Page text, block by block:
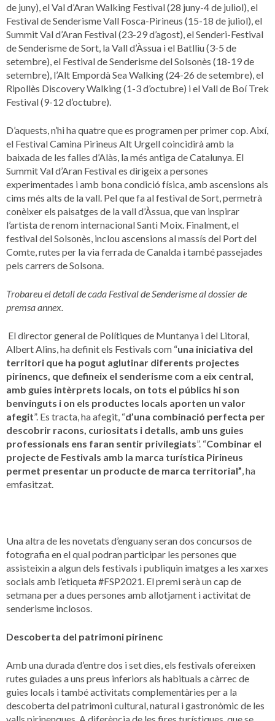
de juny), el Val d’Aran Walking Festival (28 juny-4 de juliol), el
Festival de Senderisme Vall Fosca-Pirineus (15-18 de juliol), el
Summit Val d’Aran Festival (23-29 d’agost), el Senderi-Festival
de Senderisme de Sort, la Vall d’Àssua i el Batlliu (3-5 de
setembre), el Festival de Senderisme del Solsonès (18-19 de
setembre), l’Alt Empordà Sea Walking (24-26 de setembre), el
Ripollès Discovery Walking (1-3 d’octubre) i el Vall de Boí Trek
Festival (9-12 d’octubre).
D’aquests, n’hi ha quatre que es programen per primer cop. Així,
el Festival Camina Pirineus Alt Urgell coincidirà amb la
baixada de les falles d’Alàs, la més antiga de Catalunya. El
Summit Val d’Aran Festival es dirigeix a persones
experimentades i amb bona condició física, amb ascensions als
cims més alts de la vall. Pel que fa al festival de Sort, permetrà
conèixer els paisatges de la vall d’Àssua, que van inspirar
l’artista de renom internacional Santi Moix. Finalment, el
festival del Solsonès, inclou ascensions al massís del Port del
Comte, rutes per la via ferrada de Canalda i també passejades
pels carrers de Solsona.
Trobareu el detall de cada Festival de Senderisme al dossier de
premsa annex.
El director general de Polítiques de Muntanya i del Litoral,
Albert Alins, ha definit els Festivals com “una iniciativa del
territori que ha pogut aglutinar diferents projectes
pirinencs, que defineix el senderisme com a eix central,
amb guies intèrprets locals, on tots el públics hi son
benvinguts i on els productes locals aporten un valor
afegit”. Es tracta, ha afegit, “d’una combinació perfecta per
descobrir racons, curiositats i detalls, amb uns guies
professionals ens faran sentir privilegiats”. “Combinar el
projecte de Festivals amb la marca turística Pirineus
permet presentar un producte de marca territorial”, ha
emfasitzat.
Una altra de les novetats d’enguany seran dos concursos de
fotografia en el qual podran participar les persones que
assisteixin a algun dels festivals i publiquin imatges a les xarxes
socials amb l’etiqueta #FSP2021. El premi serà un cap de
setmana per a dues persones amb allotjament i activitat de
senderisme inclosos.
Descoberta del patrimoni pirinenc
Amb una durada d’entre dos i set dies, els festivals ofereixen
rutes guiades a uns preus inferiors als habituals a càrrec de
guies locals i també activitats complementàries per a la
descoberta del patrimoni cultural, natural i gastronòmic de les